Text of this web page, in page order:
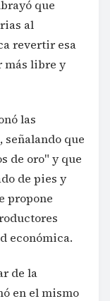
que
al
revertir esa
más libre y
las
que
de oro" y que
de pies y
propone
económica.
de la
en el mismo